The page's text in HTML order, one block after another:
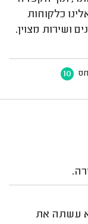
כלקוחות
ושירות מצוין.
10
עשתה את